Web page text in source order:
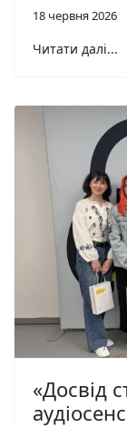
18 червня 2026
Читати далі...
«Досвід